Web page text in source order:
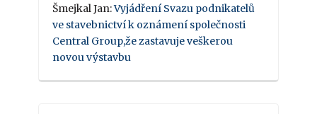
Šmejkal Jan:Vyjádření Svazu podnikatelů
ve stavebnictví k oznámení společnosti
Central Group,že zastavuje veškerou
novou výstavbu